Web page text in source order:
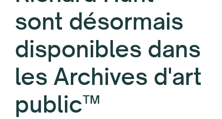
sont désormais
disponibles dans
les Archives d'art
public™